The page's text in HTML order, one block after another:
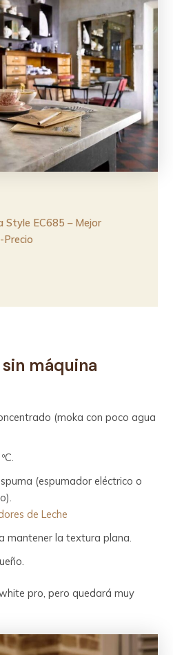
Style EC685 – Mejor
Precio
máquina
(moka con poco agua
(espumador eléctrico o
de Leche
mantener la textura plana.
pro, pero quedará muy